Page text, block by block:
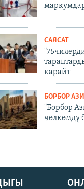
САЯСАТ
карайт
БОРБОР
"Борбор
чөлкөмдү